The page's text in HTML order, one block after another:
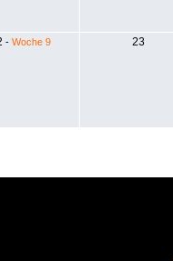
-Woche 9 23